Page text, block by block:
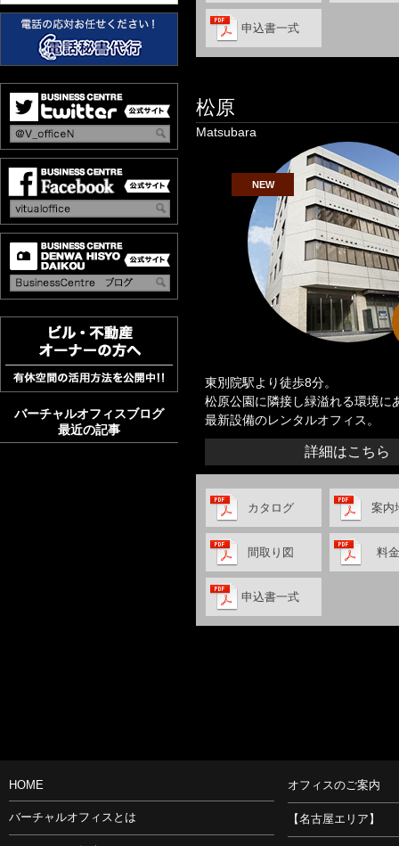
申込書一式
松原
Matsubara
NEW
東別院駅より徒歩8分。
松原公園に隣接し緑溢れる環境に
最新設備のレンタルオフィス。
詳細はこちら
カタログ 案内
間取り図 料
申込書一式
バーチャルオフィスブログ
最近の記事
HOME
バーチャルオフィスとは
オフィスのご案内
【名古屋エリア】